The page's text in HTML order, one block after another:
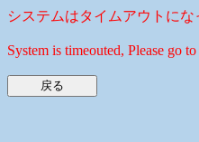
システムはタイムアウトに
System is timeouted, Please go